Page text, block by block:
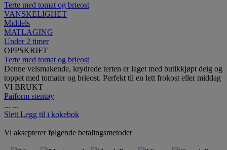
Terte med tomat og brieost
VANSKELIGHET
Middels
MATLAGING
Under 2 timer
OPPSKRIFT
Terte med tomat og brieost
Denne velsmakende, krydrede terten er laget med butikkjøpt deig og
toppet med tomater og brieost. Perfekt til en lett frokost eller middag
VI BRUKT
Paiform stentøy
... ...
Slett Legg til i kokebok
Vi aksepterer følgende betalingsmetoder